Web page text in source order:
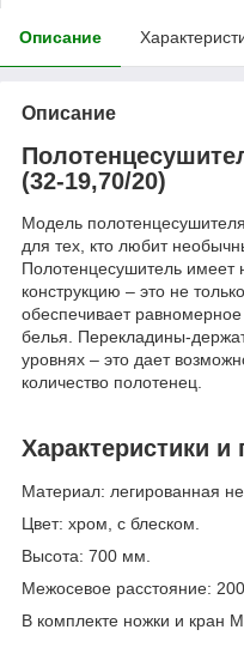
Описание
Описание
(32-19,70/20)
Модель
для тех, кто любит
Полотенцесушитель имеет
конструкцию – это не
обеспечивает
белья. Перекладины-
уровнях – это дает
количество полотенец.
Характеристики
Материал: легированная
Цвет: хром, с блеском.
Высота: 700 мм.
Межосевое расстояние:
В комплекте ножки и кран